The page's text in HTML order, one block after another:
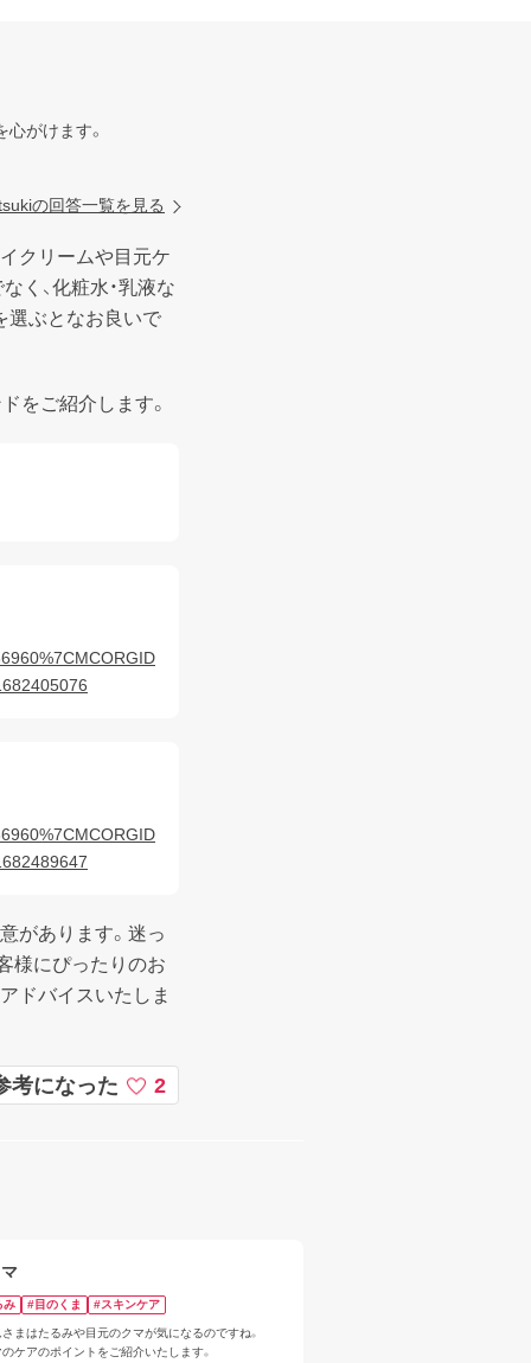
がけます。
の回答一覧を見る
クリームや目元ケ
く、化粧水・乳液な
選ぶとなお良いで
をご紹介します。
があります。迷っ
様にぴったりのお
ドバイスいたしま
考になった 2
み #目のくま #スキンケア
まはたるみや目元のクマが気になるのですね。
ケアのポイントをご紹介いたします。